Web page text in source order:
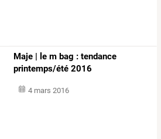
Maje | le m bag : tendance
printemps/été 2016
4 mars 2016